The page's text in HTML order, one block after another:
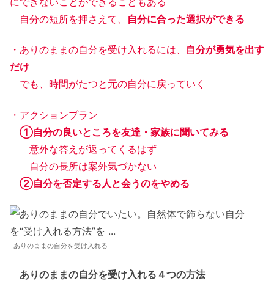
自分の短所を押さえて、 自分に合った選択ができる
・ありのままの自分を受け入れるには、 自分が勇気を出す
だけ
でも、時間がたつと元の自分に戻っていく
・アクションプラン
①自分の良いところを友達・家族に聞いてみる
意外な答えが返ってくるはず
自分の長所は案外気づかない
②自分を否定する人と会うのをやめる
ありのままの自分を受け入れる
ありのままの自分を受け入れる４つの方法